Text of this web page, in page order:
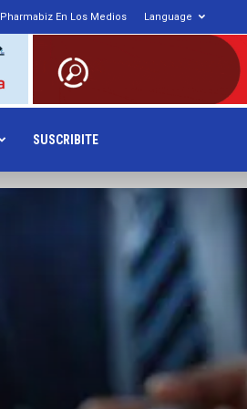
Pharmabiz En Los Medios Language
SUSCRIBITE